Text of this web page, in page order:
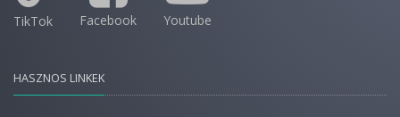
TikTok Facebook Youtube
HASZNOS LINKEK